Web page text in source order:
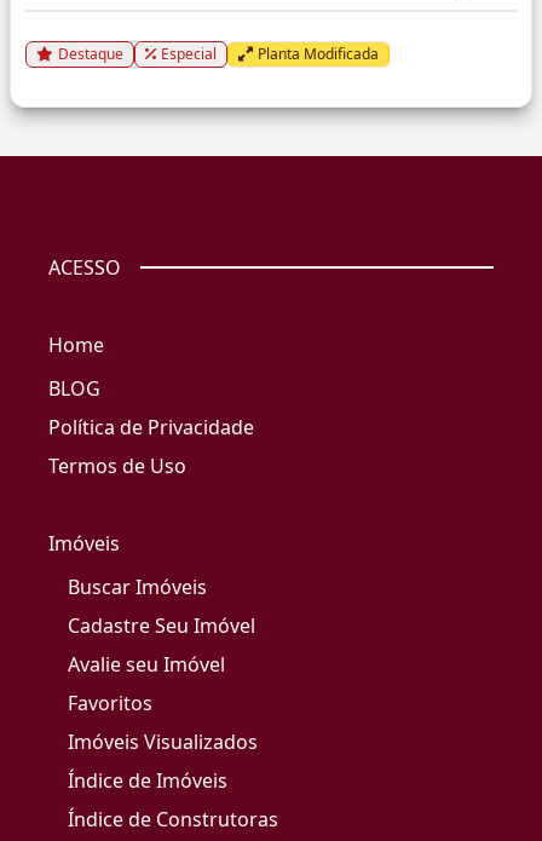
Destaque Especial Planta Modificada
ACESSO
Home
BLOG
Política de Privacidade
Termos de Uso
Imóveis
Buscar Imóveis
Cadastre Seu Imóvel
Avalie seu Imóvel
Favoritos
Imóveis Visualizados
Índice de Imóveis
Índice de Construtoras